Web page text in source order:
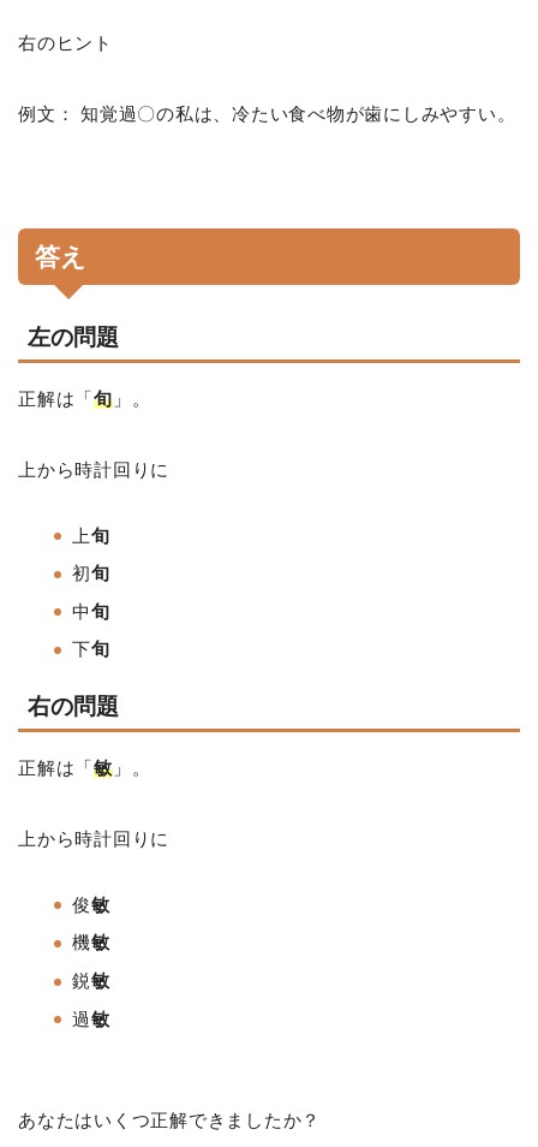
右のヒント
例文： 知覚過〇の私は、冷たい食べ物が歯にしみやすい。
答え
左の問題
正解は「旬」。
上から時計回りに
上旬
初旬
中旬
下旬
右の問題
正解は「敏」。
上から時計回りに
俊敏
機敏
鋭敏
過敏
あなたはいくつ正解できましたか？